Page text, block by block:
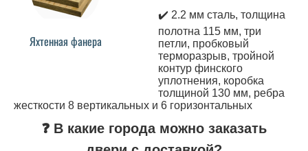
Яхтенная фанера
✔️ 2.2 мм сталь, толщина
полотна 115 мм, три
петли, пробковый
терморазрыв, тройной
контур финского
уплотнения, коробка
толщиной 130 мм, ребра
жесткости 8 вертикальных и 6 горизонтальных
❓ В какие города можно заказать